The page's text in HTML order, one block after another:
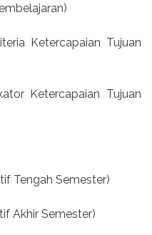
Ketercapaian Tujuan
Ketercapaian Tujuan
Tengah Semester)
Akhir Semester)